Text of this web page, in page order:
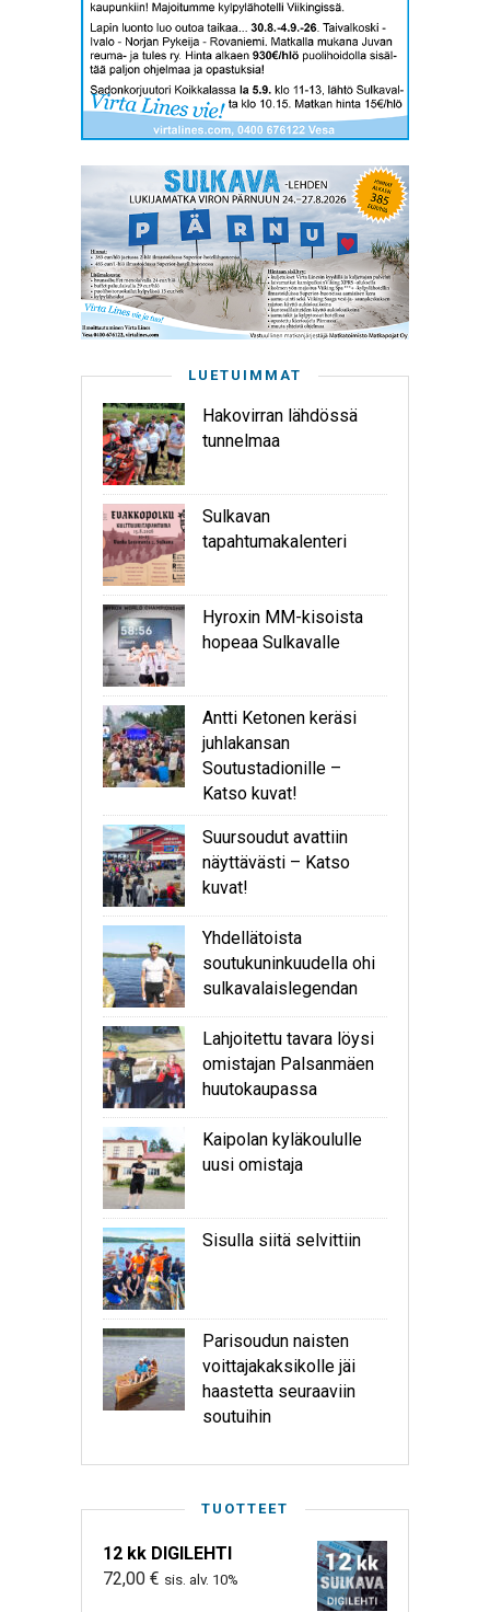
LUETUIMMAT
Hakovirran lähdössä
tunnelmaa
Sulkavan
tapahtumakalenteri
Hyroxin MM-kisoista
hopeaa Sulkavalle
Antti Ketonen keräsi
juhlakansan
Soutustadionille –
Katso kuvat!
Suursoudut avattiin
näyttävästi – Katso
kuvat!
Yhdellätoista
soutukuninkuudella ohi
sulkavalaislegendan
Lahjoitettu tavara löysi
omistajan Palsanmäen
huutokaupassa
Kaipolan kyläkoululle
uusi omistaja
Sisulla siitä selvittiin
Parisoudun naisten
voittajakaksikolle jäi
haastetta seuraaviin
soutuihin
TUOTTEET
12 kk DIGILEHTI
72,00 € sis. alv. 10%